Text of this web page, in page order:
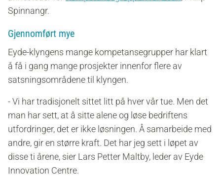
Spinnangr.
Gjennomført mye
Eyde-klyngens mange kompetansegrupper har klart
å få i gang mange prosjekter innenfor flere av
satsningsområdene til klyngen.
- Vi har tradisjonelt sittet litt på hver vår tue. Men det
man har sett, at å sitte alene og løse bedriftens
utfordringer, det er ikke løsningen. Å samarbeide med
andre, gir en større kraft. Det har jeg sett i løpet av
disse ti årene, sier Lars Petter Maltby, leder av Eyde
Innovation Centre.